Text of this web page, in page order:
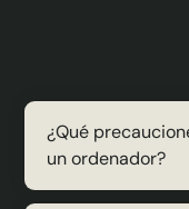
¿Qué
un ordenador?